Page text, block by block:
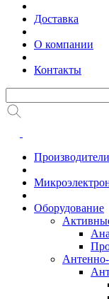
Доставка
О компании
Контакты
Производители
Оборудование